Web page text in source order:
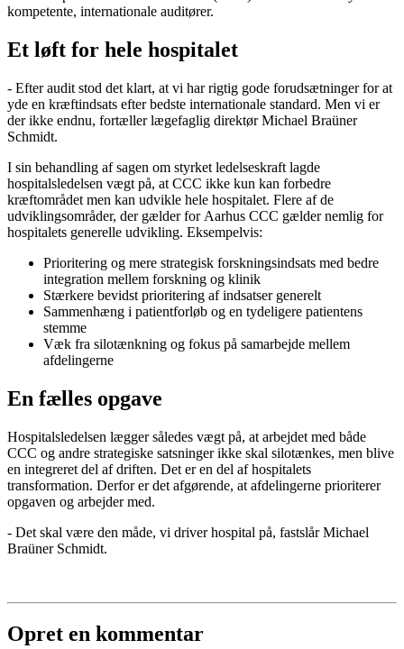
kompetente, internationale auditører.
Et løft for hele hospitalet
- Efter audit stod det klart, at vi har rigtig gode forudsætninger for at
yde en kræftindsats efter bedste internationale standard. Men vi er
der ikke endnu, fortæller lægefaglig direktør Michael Braüner
Schmidt.
I sin behandling af sagen om styrket ledelseskraft lagde
hospitalsledelsen vægt på, at CCC ikke kun kan forbedre
kræftområdet men kan udvikle hele hospitalet. Flere af de
udviklingsområder, der gælder for Aarhus CCC gælder nemlig for
hospitalets generelle udvikling. Eksempelvis:
Prioritering og mere strategisk forskningsindsats med bedre
integration mellem forskning og klinik
Stærkere bevidst prioritering af indsatser generelt
Sammenhæng i patientforløb og en tydeligere patientens
stemme
Væk fra silotænkning og fokus på samarbejde mellem
afdelingerne
En fælles opgave
Hospitalsledelsen lægger således vægt på, at arbejdet med både
CCC og andre strategiske satsninger ikke skal silotænkes, men blive
en integreret del af driften. Det er en del af hospitalets
transformation. Derfor er det afgørende, at afdelingerne prioriterer
opgaven og arbejder med.
- Det skal være den måde, vi driver hospital på, fastslår Michael
Braüner Schmidt.
Opret en kommentar